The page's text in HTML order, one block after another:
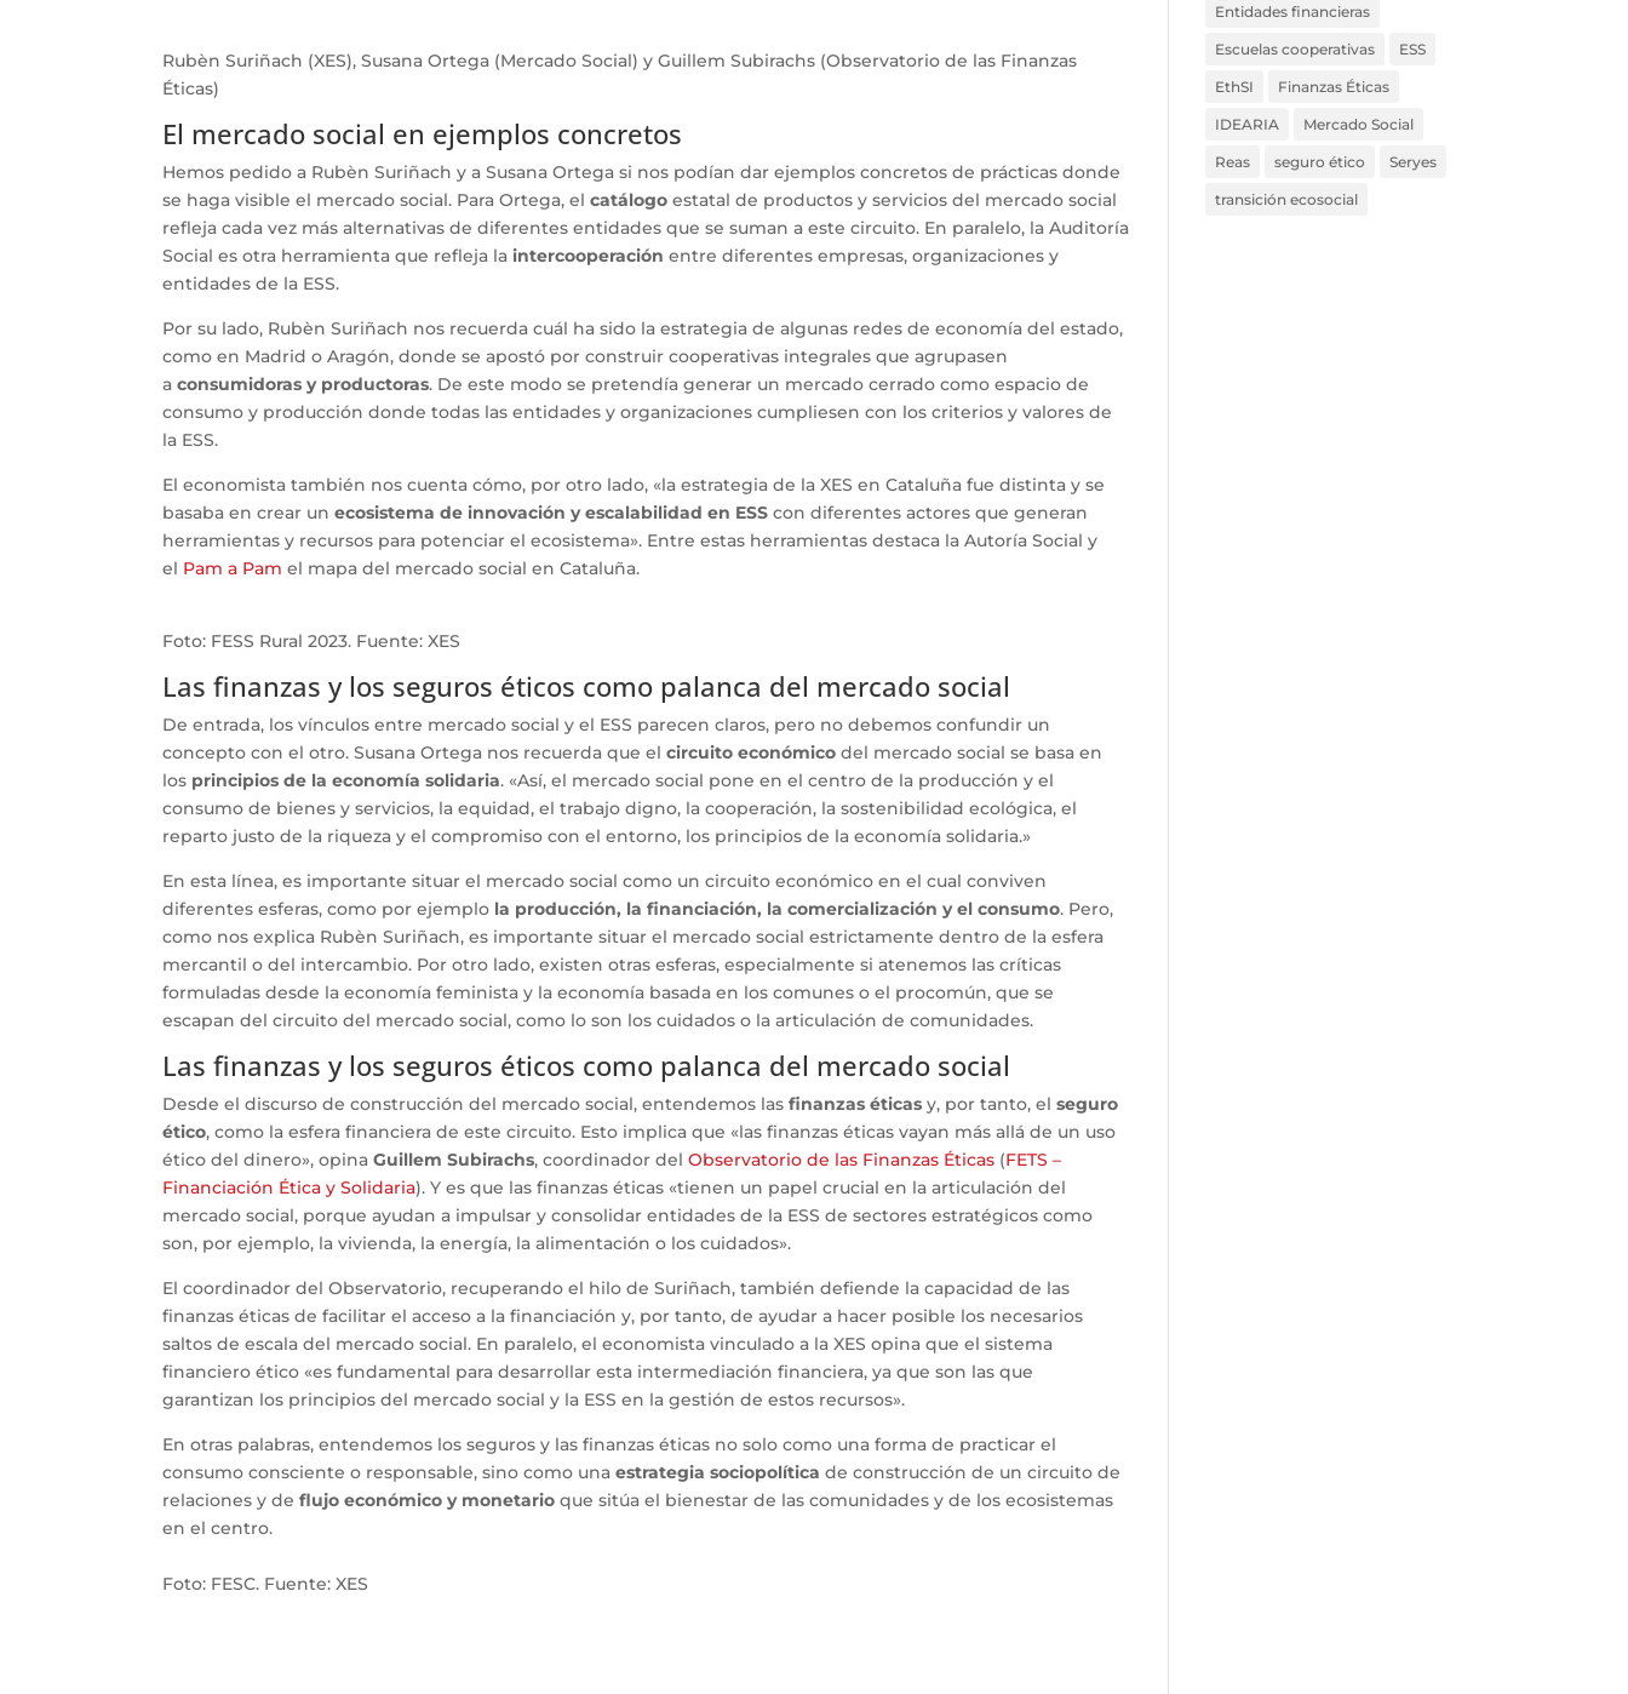
Rubèn Suriñach (XES), Susana Ortega (Mercado Social) y Guillem Subirachs (Observatorio de las Finanzas
Éticas)
El mercado social en ejemplos concretos
Hemos pedido a Rubèn Suriñach y a Susana Ortega si nos podían dar ejemplos concretos de prácticas donde
se haga visible el mercado social. Para Ortega, elcatálogo estatal de productos y servicios del mercado social
refleja cada vez más alternativas de diferentes entidades que se suman a este circuito. En paralelo, la Auditoría
Social es otra herramienta que refleja laintercooperación entre diferentes empresas, organizaciones y
entidades de la ESS.
Por su lado, Rubèn Suriñach nos recuerda cuál ha sido la estrategia de algunas redes de economía del estado,
como en Madrid o Aragón, donde se apostó por construir cooperativas integrales que agrupasen
aconsumidoras y productoras. De este modo se pretendía generar un mercado cerrado como espacio de
consumo y producción donde todas las entidades y organizaciones cumpliesen con los criterios y valores de
la ESS.
El economista también nos cuenta cómo, por otro lado, «la estrategia de la XES en Cataluña fue distinta y se
basaba en crear unecosistema de innovación y escalabilidad en ESS con diferentes actores que generan
herramientas y recursos para potenciar el ecosistema». Entre estas herramientas destaca la Autoría Social y
el Pam a Pam el mapa del mercado social en Cataluña.
Foto: FESS Rural 2023. Fuente: XES
Las finanzas y los seguros éticos como palanca del mercado social
De entrada, los vínculos entre mercado social y el ESS parecen claros, pero no debemos confundir un
concepto con el otro. Susana Ortega nos recuerda que elcircuito económico del mercado social se basa en
los principios de la economía solidaria. «Así, el mercado social pone en el centro de la producción y el
consumo de bienes y servicios, la equidad, el trabajo digno, la cooperación, la sostenibilidad ecológica, el
reparto justo de la riqueza y el compromiso con el entorno, los principios de la economía solidaria.»
En esta línea, es importante situar el mercado social como un circuito económico en el cual conviven
diferentes esferas, como por ejemplo la producción, la financiación, la comercialización y el consumo. Pero,
como nos explica Rubèn Suriñach, es importante situar el mercado social estrictamente dentro de la esfera
mercantil o del intercambio. Por otro lado, existen otras esferas, especialmente si atenemos las críticas
formuladas desde la economía feminista y la economía basada en los comunes o el procomún, que se
escapan del circuito del mercado social, como lo son los cuidados o la articulación de comunidades.
Las finanzas y los seguros éticos como palanca del mercado social
Desde el discurso de construcción del mercado social, entendemos lasfinanzas éticasy, por tanto, elseguro
ético, como la esfera financiera de este circuito. Esto implica que «las finanzas éticas vayan más allá de un uso
ético del dinero», opinaGuillem Subirachs, coordinador delObservatorio de las Finanzas Éticas (FETS –
Financiación Ética y Solidaria). Y es que las finanzas éticas «tienen un papel crucial en la articulación del
mercado social, porque ayudan a impulsar y consolidar entidades de la ESS de sectores estratégicos como
son, por ejemplo, la vivienda, la energía, la alimentación o los cuidados».
El coordinador del Observatorio, recuperando el hilo de Suriñach, también defiende la capacidad de las
finanzas éticas de facilitar el acceso a la financiación y, por tanto, de ayudar a hacer posible los necesarios
saltos de escala del mercado social. En paralelo, el economista vinculado a la XES opina que el sistema
financiero ético «es fundamental para desarrollar esta intermediación financiera, ya que son las que
garantizan los principios del mercado social y la ESS en la gestión de estos recursos».
En otras palabras, entendemos los seguros y las finanzas éticas no solo como una forma de practicar el
consumo consciente o responsable, sino como unaestrategia sociopolítica de construcción de un circuito de
relaciones y deflujo económico y monetario que sitúa el bienestar de las comunidades y de los ecosistemas
en el centro.
Foto: FESC. Fuente: XES
Entidades financieras
Escuelas cooperativas ESS
EthSI Finanzas Éticas
IDEARIA Mercado Social
Reas seguro ético Seryes
transición ecosocial